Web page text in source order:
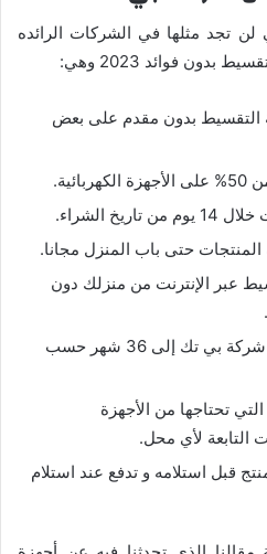
لن تجد مثلها في الشركات الرائده
بدون فوائد 2023 وهي:
التقسيط بدون مقدم على بعض
الشراء.
حتى باب المنزل مجانا.
عبر الإنترنت من منزلك دون
تصل فترات التقسيط في شركة بي تك إلى 36 شهر حسب
تحتاجها من الأجهزة
التابعة لأي محل.
قبل استلامه و تدفع عند استلام